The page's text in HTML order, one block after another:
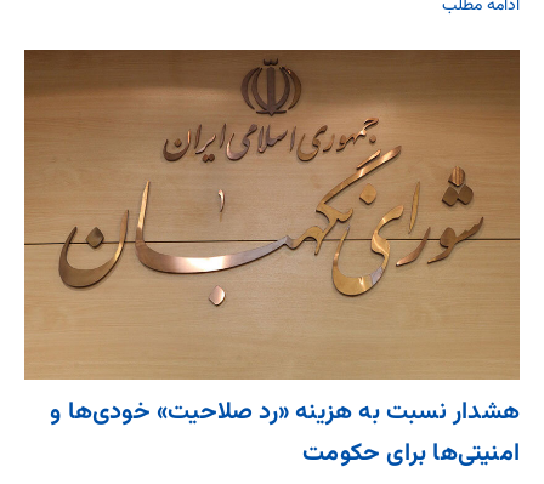
ادامه مطلب
هشدار نسبت به هزینه‌ «رد صلاحیت» خودی‌ها و
امنیتی‌ها برای حکومت